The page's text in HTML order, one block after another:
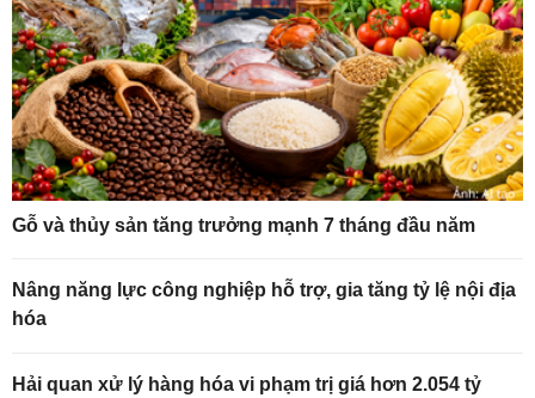
Gỗ và thủy sản tăng trưởng mạnh 7 tháng đầu năm
Nâng năng lực công nghiệp hỗ trợ, gia tăng tỷ lệ nội địa
hóa
Hải quan xử lý hàng hóa vi phạm trị giá hơn 2.054 tỷ